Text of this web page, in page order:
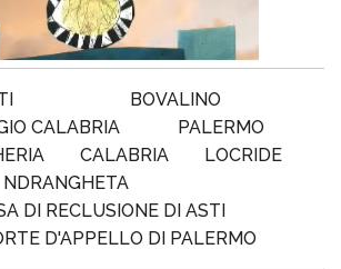
BOVALINO
CALABRIA
PALERMO
CALABRIA
LOCRIDE
NDRANGHETA
DI RECLUSIONE DI ASTI
D'APPELLO DI PALERMO